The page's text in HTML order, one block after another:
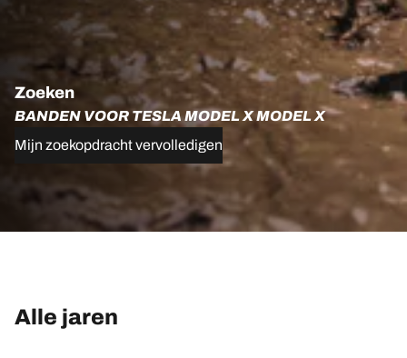
Zoeken
BANDEN VOOR TESLA MODEL X MODEL X
Mijn zoekopdracht vervolledigen
Alle jaren